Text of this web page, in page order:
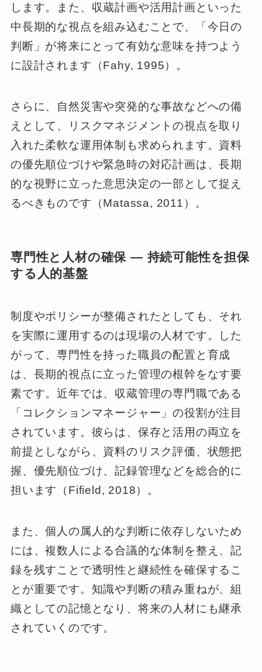
します。また、収蔵計画や活用計画といった
中長期的な視点を組み込むことで、「今日の
判断」が将来にとって有効な意味を持つよう
に設計されます（Fahy, 1995）。
さらに、自然災害や突発的な事故などへの備
えとして、リスクマネジメントの視点を取り
入れた柔軟な運用体制も求められます。資料
の優先順位づけや緊急時の対応計画は、長期
的な視野に立った意思決定の一部として捉え
るべきものです（Matassa, 2011）。
専門性と人材の確保 ― 持続可能性を担保
する人的基盤
制度やポリシーが整備されたとしても、それ
を実際に運用するのは現場の人材です。した
がって、専門性を持った職員の配置と育成
は、長期的視点に立った管理の根幹をなす要
素です。近年では、収蔵管理の専門職である
「コレクションマネージャー」の役割が注目
されています。彼らは、保存と活用の両立を
前提としながら、資料のリスク評価、状態把
握、優先順位づけ、記録管理などを総合的に
担います（Fifield, 2018）。
また、個人の属人的な判断に依存しないため
には、複数人による合議的な体制を整え、記
録を残すことで透明性と継続性を確保するこ
とが重要です。知識や判断の積み重ねが、組
織としての記憶となり、将来の人材にも継承
されていくのです。